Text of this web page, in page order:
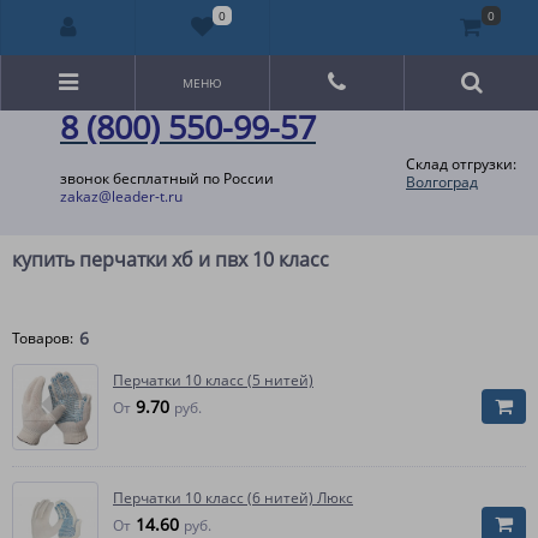
8 (800) 550-99-57
звонок бесплатный по России
zakaz@leader-t.ru
Склад отгрузки:
Волгоград
МЕНЮ
купить перчатки хб и пвх 10 класс
Товаров: 6
Перчатки 10 класс (5 нитей)
От 9.70 руб.
Перчатки 10 класс (6 нитей) Люкс
От 14.60 руб.
0 0